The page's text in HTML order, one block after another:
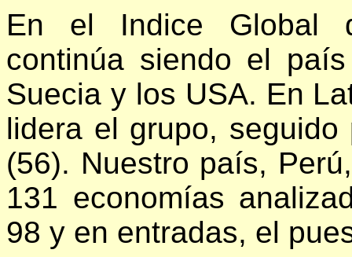
En el Indice Global
continúa siendo el
Suecia y los USA. En
lidera el grupo,
(56). Nuestro país,
131 economías
98 y en entradas, el